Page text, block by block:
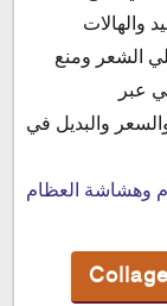
شراب
والهالات
الشعر ومنع
عبر
والبديل في
وهشاشة العظام